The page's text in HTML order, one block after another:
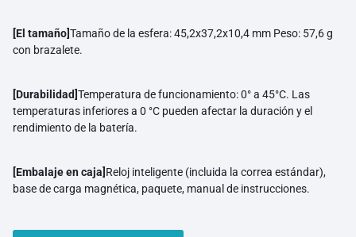
[El tamaño]Tamaño de la esfera: 45,2x37,2x10,4 mm Peso: 57,6 g
con brazalete.
[Durabilidad]Temperatura de funcionamiento: 0° a 45°C. Las
temperaturas inferiores a 0 °C pueden afectar la duración y el
rendimiento de la batería.
[Embalaje en caja] Reloj inteligente (incluida la correa estándar),
base de carga magnética, paquete, manual de instrucciones.